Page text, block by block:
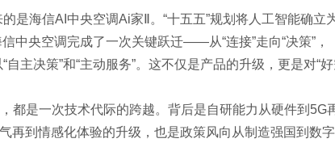
是海信AI中央空调Ai家Ⅱ。“十五五”规划将人工智能确立
中央空调完成了一次关键跃迁——从“连接”走向“决策”，
主决策”和“主动服务”。这不仅是产品的升级，更是对“
都是一次技术代际的跨越。背后是自研能力从硬件到5G
再到情感化体验的升级，也是政策风向从制造强国到数